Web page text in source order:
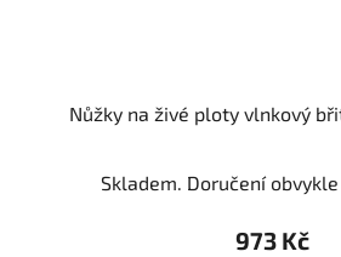
Nůžky na živé ploty vlnkový
Skladem. Doručení
973 Kč